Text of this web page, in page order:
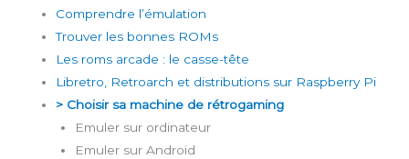
Comprendre l’émulation
Trouver les bonnes ROMs
Les roms arcade : le casse-tête
Libretro, Retroarch et distributions sur Raspberry Pi
> Choisir sa machine de rétrogaming
Emuler sur ordinateur
Emuler sur Android